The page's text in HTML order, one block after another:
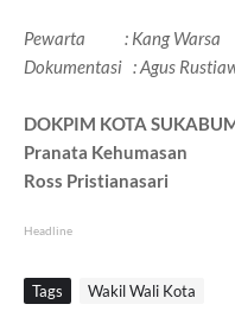
Pewarta : Kang Warsa
Dokumentasi : Agus
DOKPIM KOTA
Pranata Kehumasan
Ross Pristianasari
Headline
Tags Wakil Wali Kota